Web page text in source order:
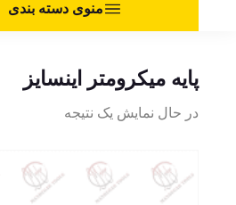
منوی دسته بندی
پایه میکرومتر اینسایز
در حال نمایش یک نتیجه